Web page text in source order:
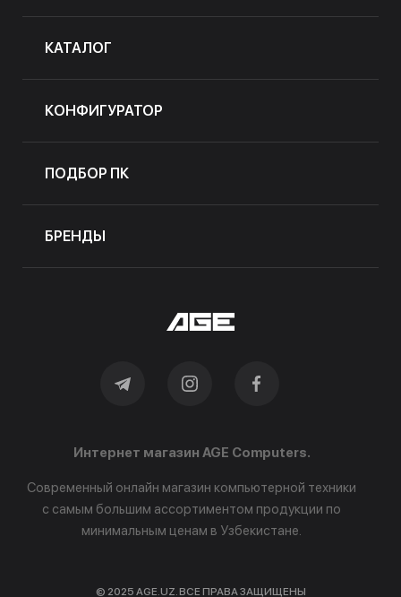
КАТАЛОГ
КОНФИГУРАТОР
ПОДБОР ПК
БРЕНДЫ
Интернет магазин AGE Computers.
Современный онлайн магазин компьютерной техники
с самым большим ассортиментом продукции по
минимальным ценам в Узбекистане.
© 2025 AGE.UZ. ВСЕ ПРАВА ЗАЩИЩЕНЫ